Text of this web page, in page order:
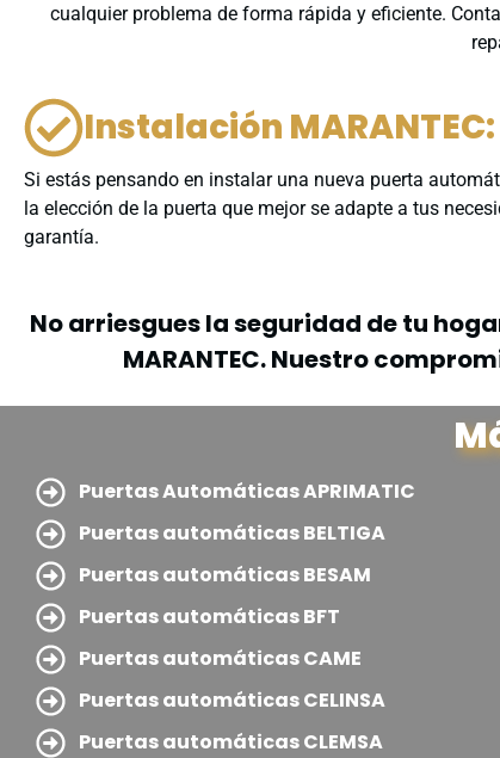
cualquier problema de forma rápida y eficiente.
Instalación MARANTEC:
Si estás pensando en instalar una nueva puerta
la elección de la puerta que mejor se adapte a tus
garantía.
No arriesgues la seguridad de tu
MARANTEC. Nuestro
Puertas Automáticas APRIMATIC
Puertas automáticas BELTIGA
Puertas automáticas BESAM
Puertas automáticas BFT
Puertas automáticas CAME
Puertas automáticas CELINSA
Puertas automáticas CLEMSA